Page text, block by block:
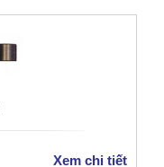
Xem chi tiết